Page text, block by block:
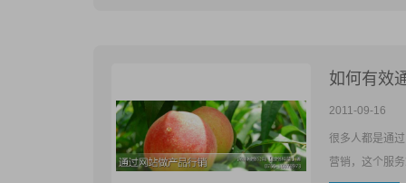
如何有效
2011-09-16
很多人都是通
营销，这个服